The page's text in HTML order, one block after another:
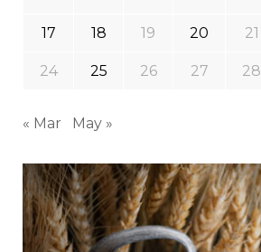
17 18 19 20 21
24 25 26 27 28
« Mar May »